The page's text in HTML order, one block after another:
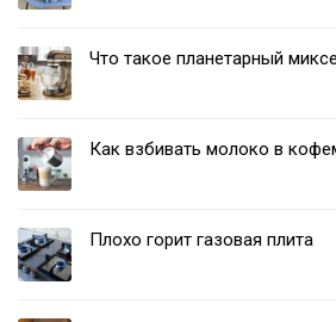
Что такое планетарный
Как взбивать молоко в
Плохо горит газовая плита